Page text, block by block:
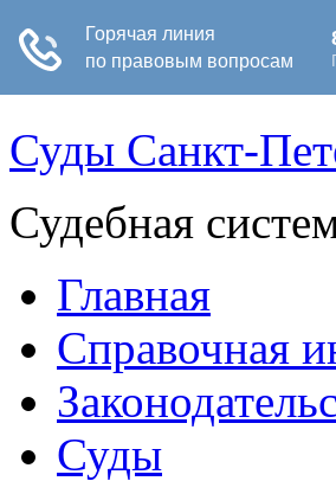
Суды Санкт-
Судебная
Главная
Справочная
Суды